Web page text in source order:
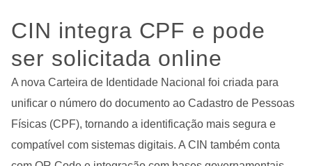
CIN integra CPF e pode
ser solicitada online
A nova Carteira de Identidade Nacional foi criada para
unificar o número do documento ao Cadastro de Pessoas
Físicas (CPF), tornando a identificação mais segura e
compatível com sistemas digitais. A CIN também conta